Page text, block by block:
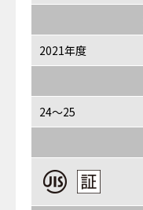
2021年度
24～25